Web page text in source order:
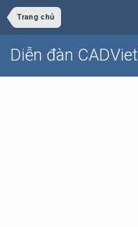
Trang chủ
Diễn đàn CADViet